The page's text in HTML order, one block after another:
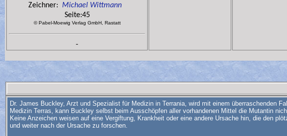
Zeichner: Michael Wittmann
Seite:45
© Pabel-Moewig Verlag GmbH, Rastatt
-
Dr. James Buckley, Arzt und Spezialist für Medizin in Terrania, wird mit einem überraschenden
Medizin Terras, kann Buckley selbst beim Ausschöpfen aller vorhandenen Mittel die Mutantin
Keine Anzeichen weisen auf eine Vergiftung, Krankheit oder eine andere Ursache hin, die den
und weiter nach der Ursache zu forschen.